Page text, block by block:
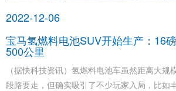
2022-12-06
宝马氢燃料电池SUV开始生产：16
500公里
（据快科技资讯）氢燃料电池车虽然距离大规
段路要走，但确实吸引了不少玩家入局，比如